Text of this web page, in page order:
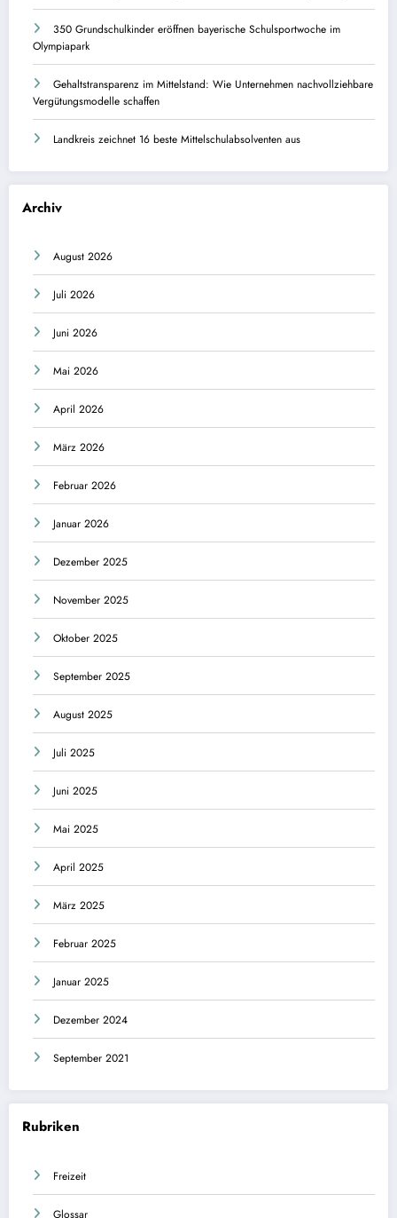
350 Grundschulkinder eröffnen bayerische Schulsportwoche im
Olympiapark
Gehaltstransparenz im Mittelstand: Wie Unternehmen nachvollziehbare
Vergütungsmodelle schaffen
Landkreis zeichnet 16 beste Mittelschulabsolventen aus
Archiv
August 2026
Juli 2026
Juni 2026
Mai 2026
April 2026
März 2026
Februar 2026
Januar 2026
Dezember 2025
November 2025
Oktober 2025
September 2025
August 2025
Juli 2025
Juni 2025
Mai 2025
April 2025
März 2025
Februar 2025
Januar 2025
Dezember 2024
September 2021
Rubriken
Freizeit
Glossar